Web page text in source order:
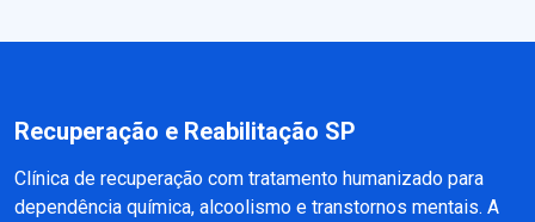
Recuperação e Reabilitação SP
Clínica de recuperação com tratamento humanizado para
dependência química, alcoolismo e transtornos mentais. A